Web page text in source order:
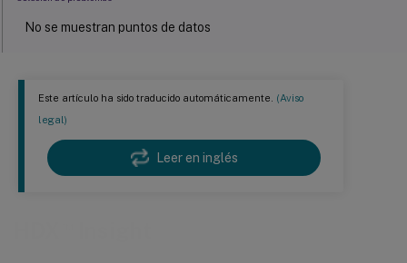
Este artículo ha sido traducido automáticamente. (Aviso
legal)
Leer en inglés
No se muestran puntos de datos